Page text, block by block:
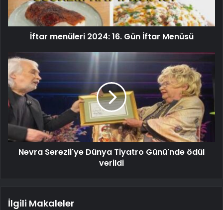
İftar menüleri 2024: 16. Gün İftar Menüsü
Nevra Serezli'ye Dünya Tiyatro Günü'nde ödül
verildi
İlgili Makaleler